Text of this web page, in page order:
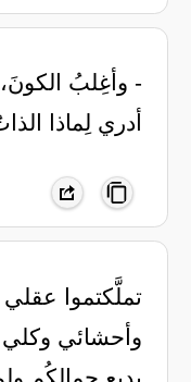
- وأغِلبُ
أدري لِماذا
تملَّكتموا
وأحشائي
بديع جمالِكُم